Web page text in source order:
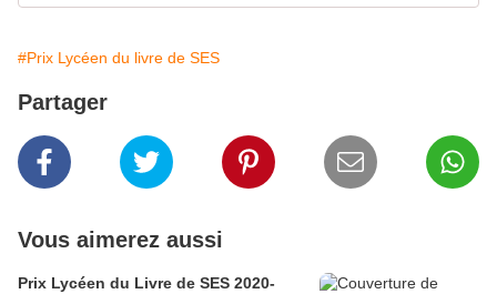
#Prix Lycéen du livre de SES
Partager
Vous aimerez aussi
Prix Lycéen du Livre de SES 2020-